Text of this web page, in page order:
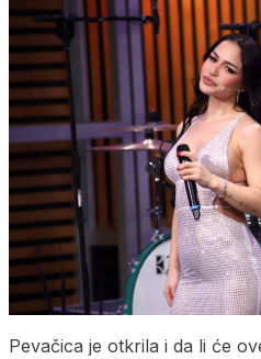
Pevačica je otkrila i da li će